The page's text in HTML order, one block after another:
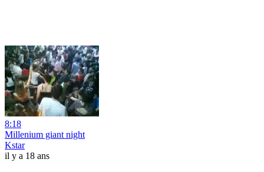
8:18
Millenium giant night
Kstar
il y a 18 ans